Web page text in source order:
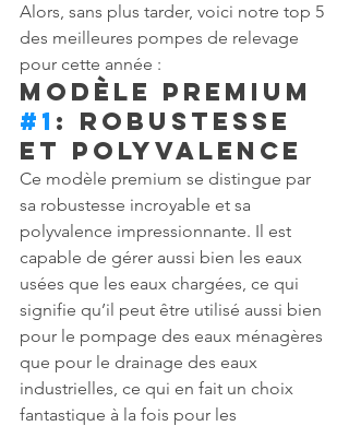
Alors, sans plus tarder, voici notre top 5
des meilleures pompes de relevage
pour cette année :
Modèle Premium
#1 : Robustesse
et Polyvalence
Ce modèle premium se distingue par
sa robustesse incroyable et sa
polyvalence impressionnante. Il est
capable de gérer aussi bien les eaux
usées que les eaux chargées, ce qui
signifie qu’il peut être utilisé aussi bien
pour le pompage des eaux ménagères
que pour le drainage des eaux
industrielles, ce qui en fait un choix
fantastique à la fois pour les